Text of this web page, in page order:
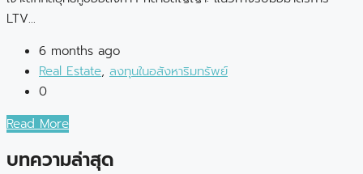
LTV...
6 months ago
Real Estate, ลงทุนในอสังหาริมทรัพย์
0
Read More
บทความล่าสุด